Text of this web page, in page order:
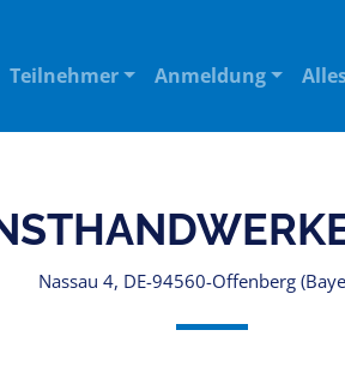
Teilnehmer Anmeldung
Nassau 4, DE-94560-Offenberg